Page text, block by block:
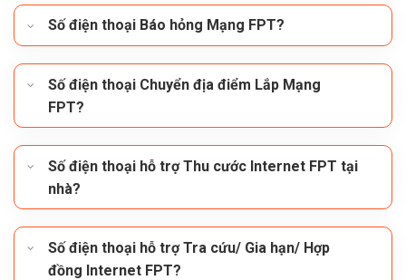
Số điện thoại Báo hỏng Mạng FPT?
Số điện thoại Chuyển địa điểm Lắp Mạng
FPT?
Số điện thoại hỗ trợ Thu cước Internet FPT tại
nhà?
Số điện thoại hỗ trợ Tra cứu/ Gia hạn/ Hợp
đồng Internet FPT?